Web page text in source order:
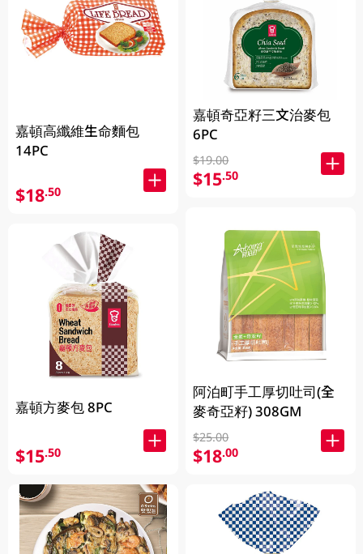
嘉頓高纖維生命麵包
14PC
$18.50
嘉頓方麥包 8PC
$15.50
嘉頓奇亞籽三文治麥包
6PC
$19.00
$15.50
阿泊町手工厚切吐司(全
麥奇亞籽) 308GM
$25.00
$18.00